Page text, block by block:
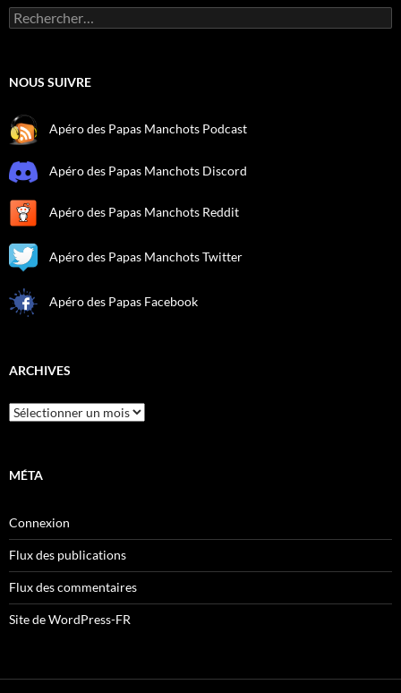
Rechercher :
NOUS SUIVRE
Apéro des Papas Manchots Podcast
Apéro des Papas Manchots Discord
Apéro des Papas Manchots Reddit
Apéro des Papas Manchots Twitter
Apéro des Papas Facebook
ARCHIVES
Archives
MÉTA
Connexion
Flux des publications
Flux des commentaires
Site de WordPress-FR